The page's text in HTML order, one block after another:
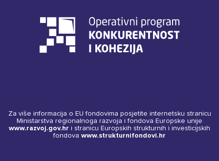
Za više informacija o EU fondovima posjetite internetsku stranicu
Ministarstva regionalnoga razvoja i fondova Europske unije
www.razvoj.gov.hr i stranicu Europskih strukturnih i investicijskih
fondova www.strukturnifondovi.hr